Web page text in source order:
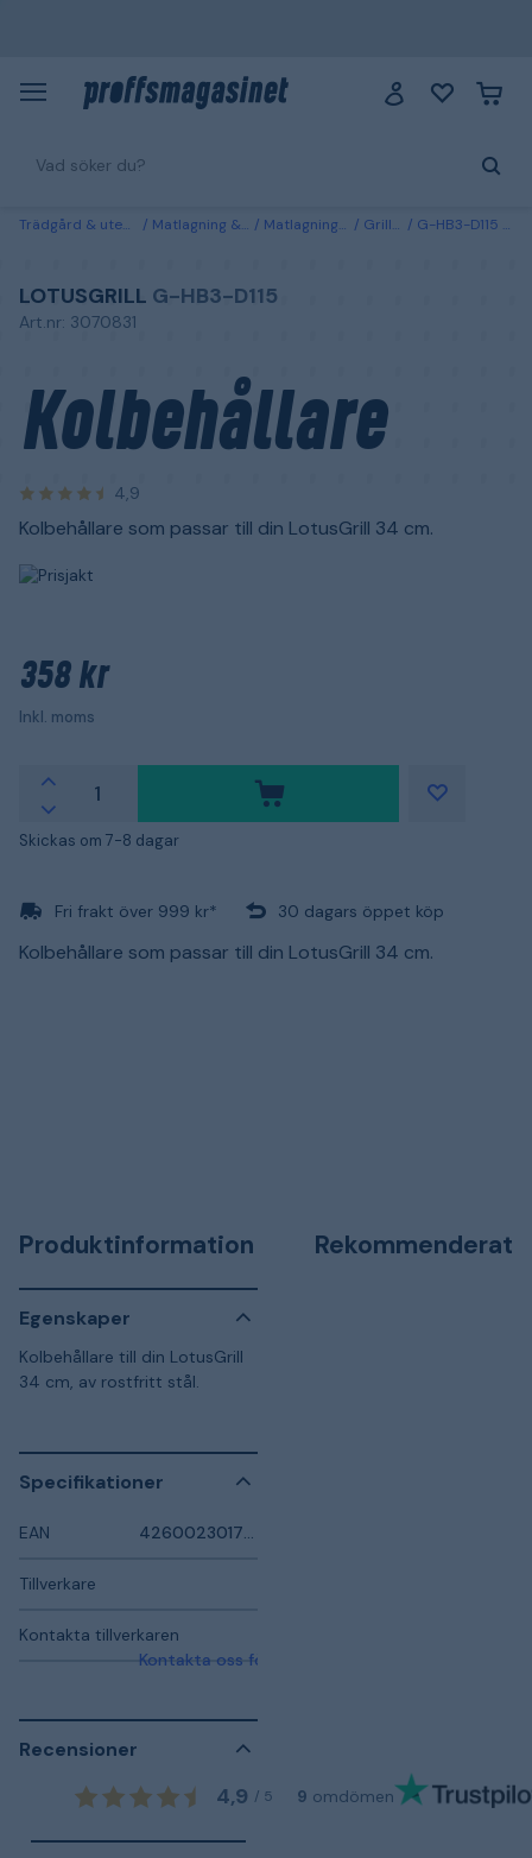
Trädgård & utemiljö Matlagning & grillar Matlagningsredskap Grilltillbehör G-HB3-D115 LotusGrill Kolbehållare
LOTUSGRILL G-HB3-D115
Art.nr: 3070831
Kolbehållare
4,9
Kolbehållare som passar till din LotusGrill 34 cm.
358 kr
Inkl. moms
Skickas om 7-8 dagar
Fri frakt över 999 kr* 30 dagars öppet köp
Kolbehållare som passar till din LotusGrill 34 cm.
Produktinformation
Egenskaper
Kolbehållare till din LotusGrill
34 cm, av rostfritt stål.
Specifikationer
EAN 4260023017263
Tillverkare
Kontakta tillverkaren
Kontakta oss för mer information
Recensioner
4,9 / 5 9 omdömen
Rekommenderat